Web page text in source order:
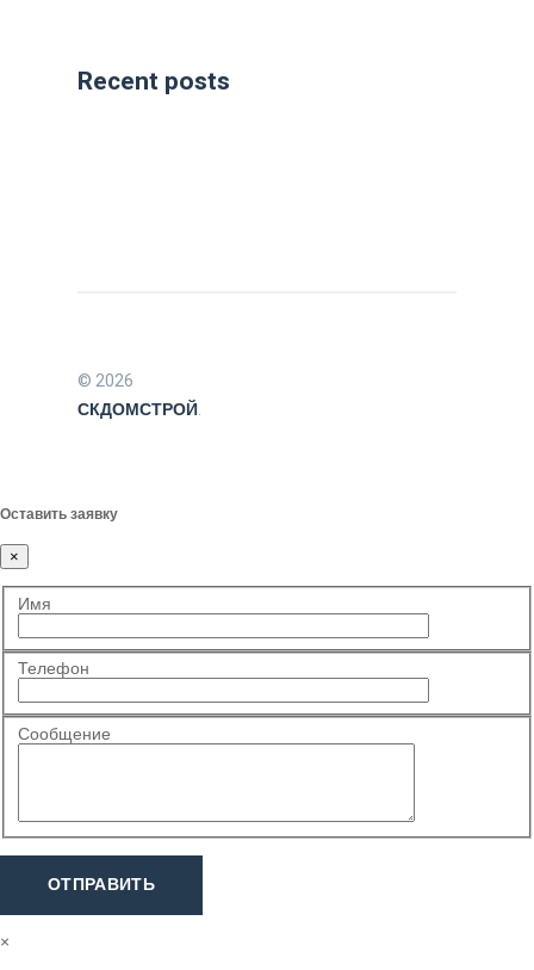
Recent posts
© 2026
СКДОМСТРОЙ.
Оставить заявку
×
Имя
Телефон
Сообщение
ОТПРАВИТЬ
×